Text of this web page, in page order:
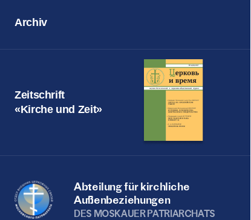
Archiv
Zeitschrift
«Kirche und Zeit»
Abteilung für kirchliche
Außenbeziehungen
DES MOSKAUER PATRIARCHATS